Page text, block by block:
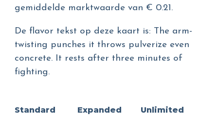
gemiddelde marktwaarde van € 0.21.
De flavor tekst op deze kaart is: The arm-
twisting punches it throws pulverize even
concrete. It rests after three minutes of
fighting.
Standard
Expanded
Unlimited